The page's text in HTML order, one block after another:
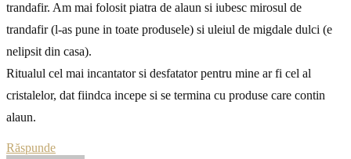
trandafir. Am mai folosit piatra de alaun si iubesc mirosul de
trandafir (l-as pune in toate produsele) si uleiul de migdale dulci (e
nelipsit din casa).
Ritualul cel mai incantator si desfatator pentru mine ar fi cel al
cristalelor, dat fiindca incepe si se termina cu produse care contin
alaun.
Răspunde